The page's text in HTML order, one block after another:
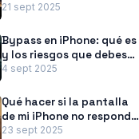
paso
21 sept 2025
Bypass en iPhone: qué es
y los riesgos que debes
conocer
4 sept 2025
Qué hacer si la pantalla
de mi iPhone no responde:
la guía paso a paso
23 sept 2025